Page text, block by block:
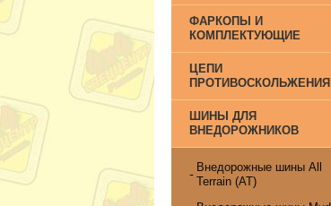
ФАРКОПЫ И
КОМПЛЕКТУЮЩИЕ
ЦЕПИ
ПРОТИВОСКОЛЬЖЕНИЯ
ШИНЫ ДЛЯ
ВНЕДОРОЖНИКОВ
Внедорожные шины All
Terrain (AT)